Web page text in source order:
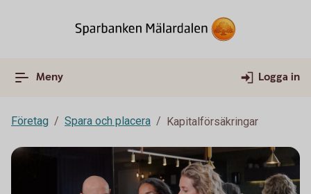
Meny Logga in
Företag Spara och placera Kapitalförsäkringar